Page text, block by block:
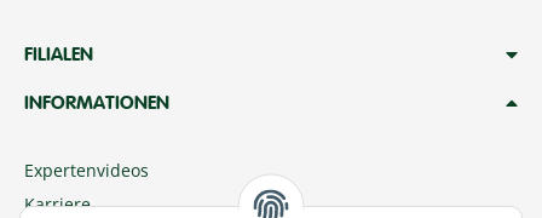
FILIALEN
INFORMATIONEN
Expertenvideos
Karriere